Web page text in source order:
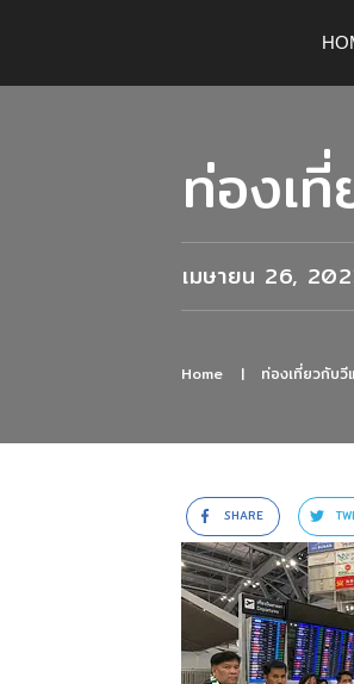
ท่องเ
เมษายน 26,
Home | ท่องเที่ยวกับวี
SHARE